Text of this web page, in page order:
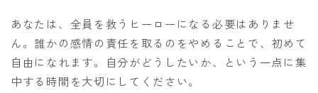
あなたは、全員を救うヒーローになる必要はありませ
ん。誰かの感情の責任を取るのをやめることで、初めて
自由になれます。自分がどうしたいか、という一点に集
中する時間を大切にしてください。